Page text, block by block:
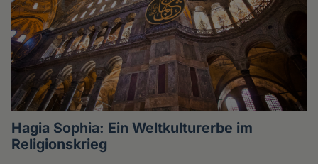
Hagia Sophia: Ein Weltkulturerbe im
Religionskrieg